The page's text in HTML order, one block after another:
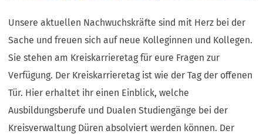
Unsere aktuellen Nachwuchskräfte sind mit Herz bei der
Sache und freuen sich auf neue Kolleginnen und Kollegen.
Sie stehen am Kreiskarrieretag für eure Fragen zur
Verfügung. Der Kreiskarrieretag ist wie der Tag der offenen
Tür. Hier erhaltet ihr einen Einblick, welche
Ausbildungsberufe und Dualen Studiengänge bei der
Kreisverwaltung Düren absolviert werden können. Der